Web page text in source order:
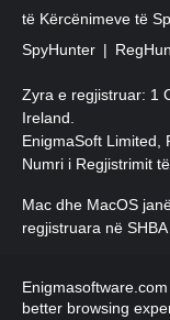
të Kërcënimeve të
SpyHunter
Zyra e regjistruar: 1
Ireland.
EnigmaSoft Limited,
Numri i Regjistrimit
Mac dhe MacOS
regjistruara në
e rezervuara.
better browsing